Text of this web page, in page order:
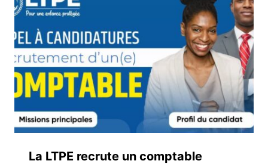
La LTPE recrute un comptable